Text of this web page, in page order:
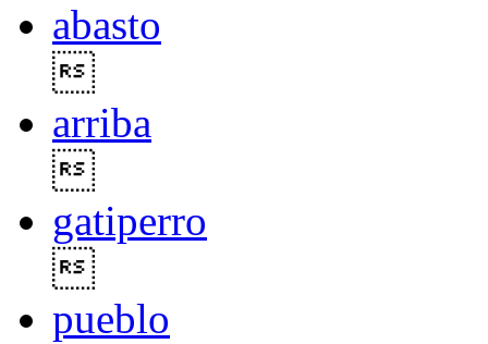
abasto
arriba
gatiperro
pueblo